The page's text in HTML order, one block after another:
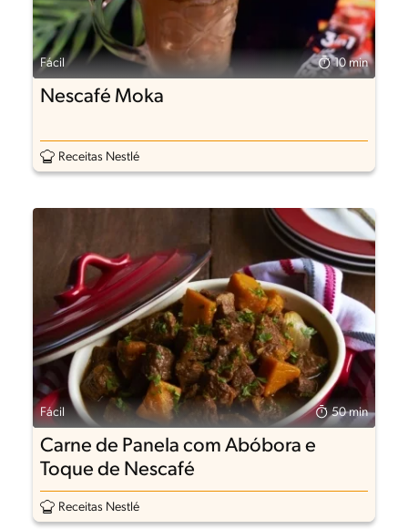
Fácil 10 min
Nescafé Moka
Receitas Nestlé
Fácil 50 min
Carne de Panela com Abóbora e
Toque de Nescafé
Receitas Nestlé